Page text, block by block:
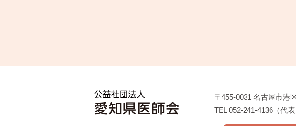
〒455-0031 名古屋市港
TEL 052-241-4136（代表